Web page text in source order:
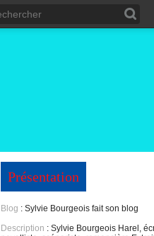
Présentation
Blog : Sylvie Bourgeois fait son blog
Description : Sylvie Bourgeois Harel,